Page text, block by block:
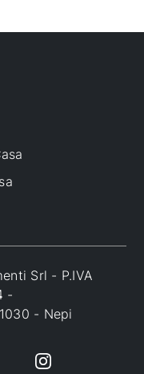
Srl - P.IVA
-
- Nepi